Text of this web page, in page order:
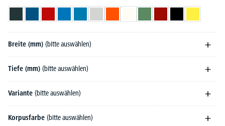
Anthrazitgrau RAL 7016
Enzianblau RAL 5010
Feuerrot RAL 3000
Himmelblau RAL 5015
Lichtblau RAL 5012
Lichtgrau RAL 7035
Reinorange RAL 2004
Reinweiß RAL 9010
Resedagrün RAL 6011
Rubinrot RAL 3003
Schwarz RAL 9005
Zinkgelb
Breite (mm) (bitte auswählen)
Tiefe (mm) (bitte auswählen)
Variante (bitte auswählen)
Korpusfarbe (bitte auswählen)